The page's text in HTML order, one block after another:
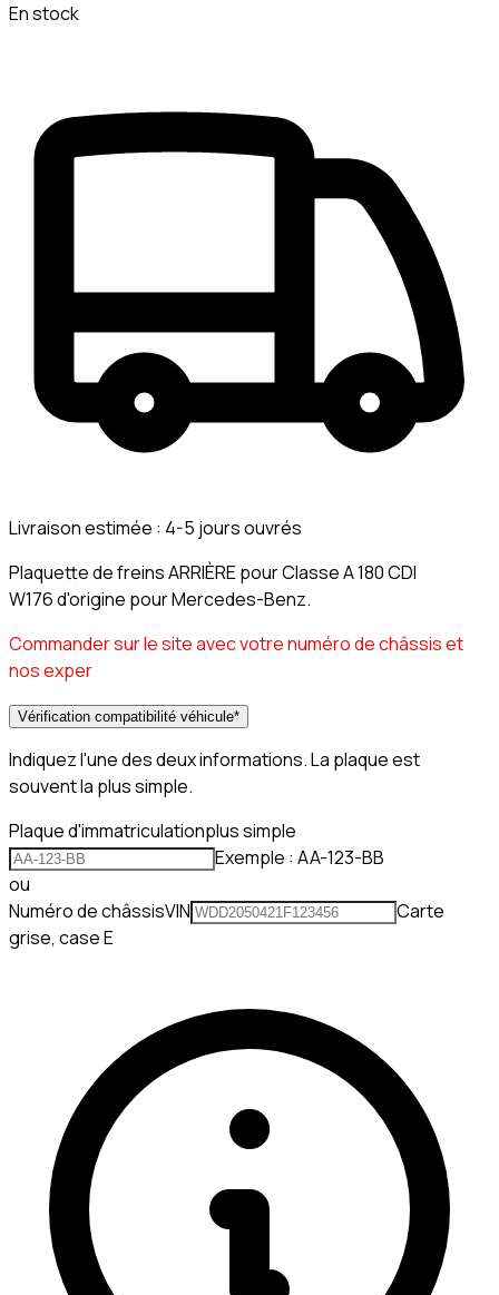
En stock
Livraison estimée : 4-5 jours ouvrés
Plaquette de freins ARRIÈRE pour Classe A 180 CDI
W176 d'origine pour Mercedes-Benz.
Commander sur le site avec votre numéro de châssis et
nos exper
Vérification compatibilité véhicule*
Indiquez l'une des deux informations. La plaque est
souvent la plus simple.
Plaque d'immatriculationplus simple
Exemple : AA-123-BB
ou
Numéro de châssisVIN
Carte
grise, case E